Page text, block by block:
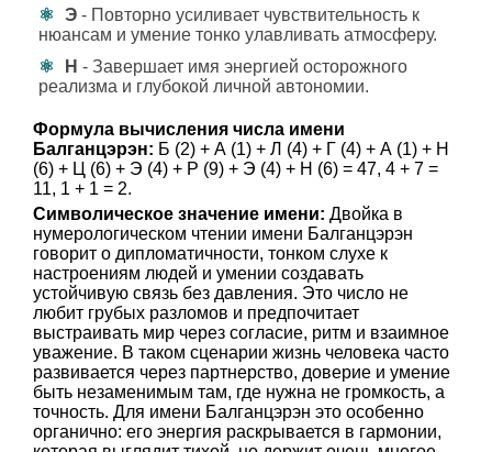
Э - Повторно усиливает чувствительность к
нюансам и умение тонко улавливать атмосферу.
Н - Завершает имя энергией осторожного
реализма и глубокой личной автономии.
Формула вычисления числа имени
Балганцэрэн: Б (2) + А (1) + Л (4) + Г (4) + А (1) + Н
(6) + Ц (6) + Э (4) + Р (9) + Э (4) + Н (6) = 47, 4 + 7 =
11, 1 + 1 = 2.
Символическое значение имени: Двойка в
нумерологическом чтении имени Балганцэрэн
говорит о дипломатичности, тонком слухе к
настроениям людей и умении создавать
устойчивую связь без давления. Это число не
любит грубых разломов и предпочитает
выстраивать мир через согласие, ритм и взаимное
уважение. В таком сценарии жизнь человека часто
развивается через партнерство, доверие и умение
быть незаменимым там, где нужна не громкость, а
точность. Для имени Балганцэрэн это особенно
органично: его энергия раскрывается в гармонии,